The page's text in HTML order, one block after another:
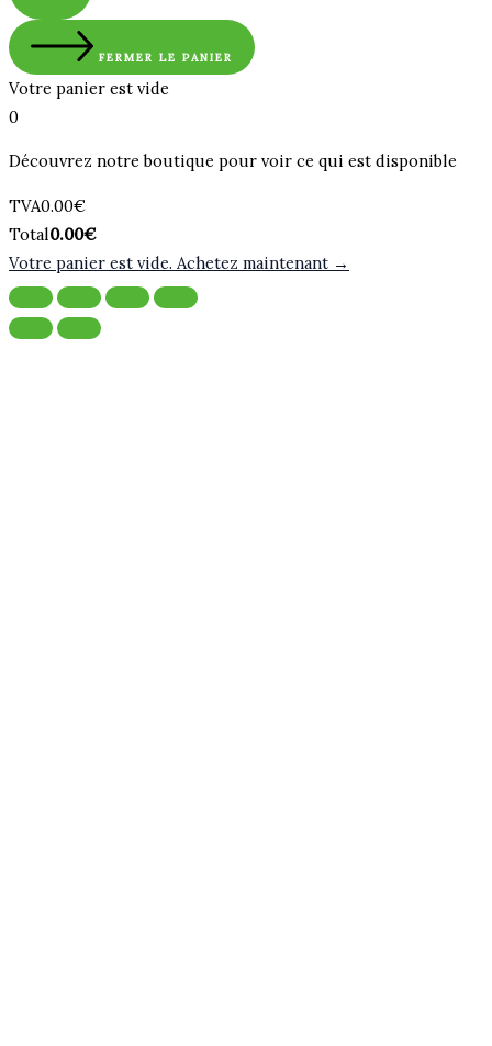
FERMER LE PANIER
Votre panier est vide
0
Découvrez notre boutique pour voir ce qui est disponible
Montant
de
la
taxe:
TVA0.00€
Total
du
panier:
Total0.00€
Votre panier est vide. Achetez maintenant →